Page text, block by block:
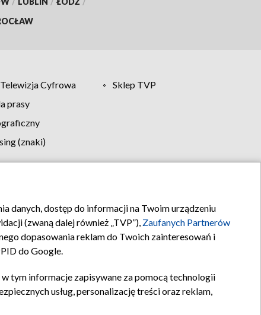
Cyfrowa
Sklep TVP
prasy
(znaki)
Kontakt
danych, dostęp do informacji na Twoim urządzeniu
(zwaną dalej również „TVP”), Zaufanych Partnerów
dopasowania reklam do Twoich zainteresowań i
do Google.
w tym informacje zapisywane za pomocą technologii
usług, personalizację treści oraz reklam,